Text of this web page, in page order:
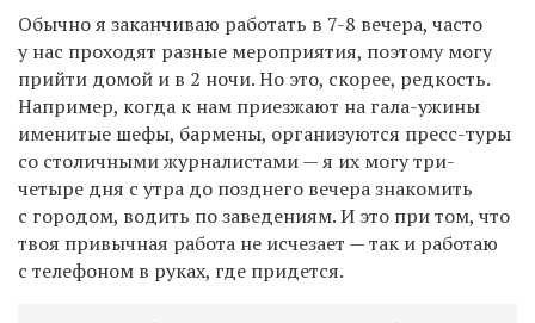
Обычно я заканчиваю работать в 7-8 вечера, часто
у нас проходят разные мероприятия, поэтому могу
прийти домой и в 2 ночи. Но это, скорее, редкость.
Например, когда к нам приезжают на гала-ужины
именитые шефы, бармены, организуются пресс-туры
со столичными журналистами — я их могу три-
четыре дня с утра до позднего вечера знакомить
с городом, водить по заведениям. И это при том, что
твоя привычная работа не исчезает — так и работаю
с телефоном в руках, где придется.